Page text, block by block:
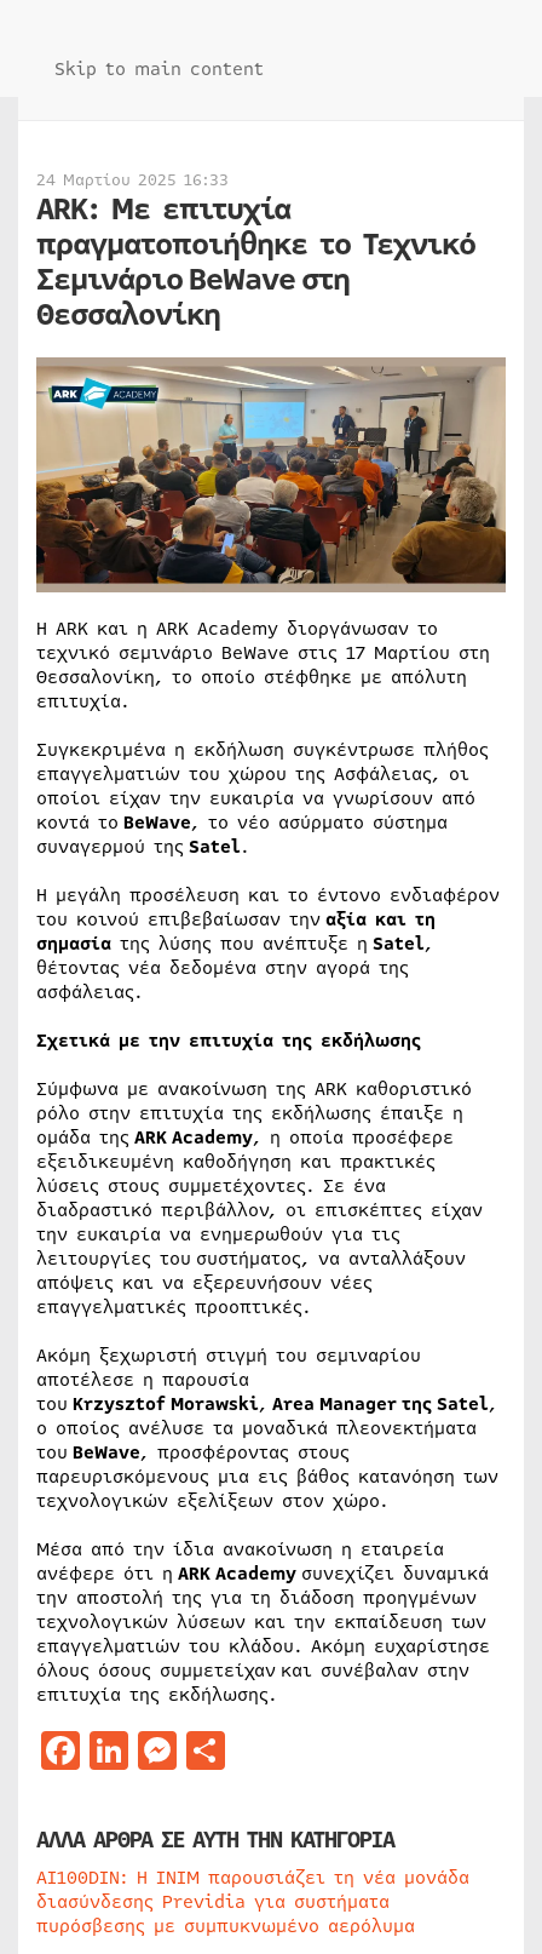
Skip to main content
24 Μαρτίου 2025 16:33
ΑRΚ: Με επιτυχία
πραγματοποιήθηκε το Τεχνικό
Σεμινάριο BeWave στη
Θεσσαλονίκη
Η ARK και η ARK Academy διοργάνωσαν το
τεχνικό σεμινάριο BeWave στις 17 Μαρτίου στη
Θεσσαλονίκη, το οποίο στέφθηκε με απόλυτη
επιτυχία.
Συγκεκριμένα η εκδήλωση συγκέντρωσε πλήθος
επαγγελματιών του χώρου της Ασφάλειας, οι
οποίοι είχαν την ευκαιρία να γνωρίσουν από
κοντά το BeWave, το νέο ασύρματο σύστημα
συναγερμού της Satel.
Η μεγάλη προσέλευση και το έντονο ενδιαφέρον
του κοινού επιβεβαίωσαν τηναξία και τη
σημασία της λύσης που ανέπτυξε η Satel,
θέτοντας νέα δεδομένα στην αγορά της
ασφάλειας.
Σχετικά με την επιτυχία της εκδήλωσης
Σύμφωνα με ανακοίνωση της ARK καθοριστικό
ρόλο στην επιτυχία της εκδήλωσης έπαιξε η
ομάδα της ARK Academy, η οποία προσέφερε
εξειδικευμένη καθοδήγηση και πρακτικές
λύσεις στους συμμετέχοντες. Σε ένα
διαδραστικό περιβάλλον, οι επισκέπτες είχαν
την ευκαιρία να ενημερωθούν για τις
λειτουργίες του συστήματος, να ανταλλάξουν
απόψεις και να εξερευνήσουν νέες
επαγγελματικές προοπτικές.
Ακόμη ξεχωριστή στιγμή του σεμιναρίου
αποτέλεσε η παρουσία
του Krzysztof Morawski, Area Manager της Satel,
ο οποίος ανέλυσε τα μοναδικά πλεονεκτήματα
του BeWave, προσφέροντας στους
παρευρισκόμενους μια εις βάθος κατανόηση των
τεχνολογικών εξελίξεων στον χώρο.
Μέσα από την ίδια ανακοίνωση η εταιρεία
ανέφερε ότι η ARK Academy συνεχίζει δυναμικά
την αποστολή της για τη διάδοση προηγμένων
τεχνολογικών λύσεων και την εκπαίδευση των
επαγγελματιών του κλάδου. Ακόμη ευχαρίστησε
όλους όσους συμμετείχαν και συνέβαλαν στην
επιτυχία της εκδήλωσης.
Facebook
LinkedIn
Messenger
ΑΛΛΑ ΑΡΘΡΑ ΣΕ ΑΥΤΗ ΤΗΝ ΚΑΤΗΓΟΡΙΑ
AI100DIN: Η INIM παρουσιάζει τη νέα μονάδα
διασύνδεσης Previdia για συστήματα
πυρόσβεσης με συμπυκνωμένο αερόλυμα